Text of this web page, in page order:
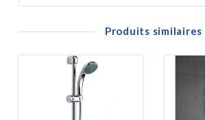
ainsi qu’un flexible de 1,50 m doté d’un
Fabriqué entièrement en ABS haute
ensemble allie légèreté, robustesse et
Produits similaires